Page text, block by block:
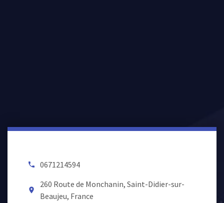
local_phone 0671214594
room
260 Route de Monchanin, Saint-Didier-sur-
Beaujeu, France